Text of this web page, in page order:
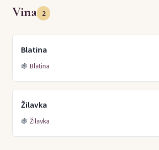
Vina 2
Blatina
🍇 Blatina
Žilavka
🍇 Žilavka